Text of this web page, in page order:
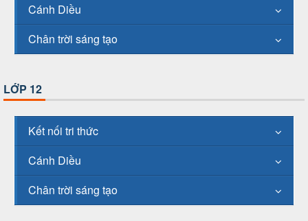
Cánh Diều
Chân trời sáng tạo
LỚP 12
Kết nối tri thức
Cánh Diều
Chân trời sáng tạo